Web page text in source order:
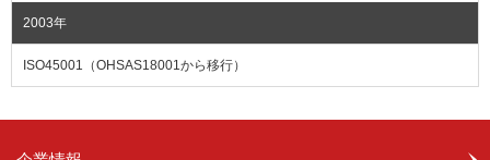
2003年
ISO45001（OHSAS18001から移行）